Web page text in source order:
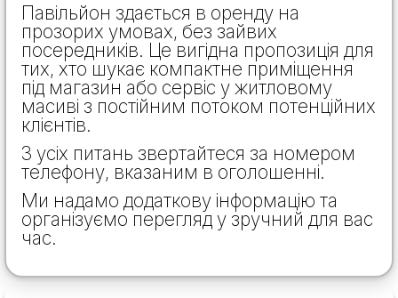
Павільйон здається в оренду на
прозорих умовах, без зайвих
посередників. Це вигідна пропозиція для
тих, хто шукає компактне приміщення
під магазин або сервіс у житловому
масиві з постійним потоком потенційних
клієнтів.
З усіх питань звертайтеся за номером
телефону, вказаним в оголошенні.
Ми надамо додаткову інформацію та
організуємо перегляд у зручний для вас
час.